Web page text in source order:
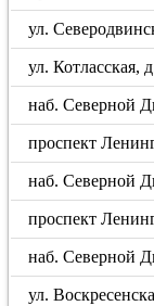
ул.
ул. Котласская,
наб. Северной
проспект
наб. Северной
проспект
наб. Северной
ул.